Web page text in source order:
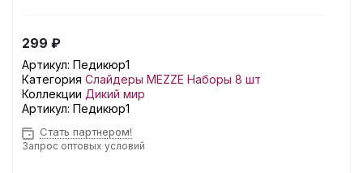
299 ₽
Артикул: Педикюр1
Категория Слайдеры MEZZE Наборы 8 шт
Коллекции Дикий мир
Артикул: Педикюр1
Стать партнером!
Запрос оптовых условий